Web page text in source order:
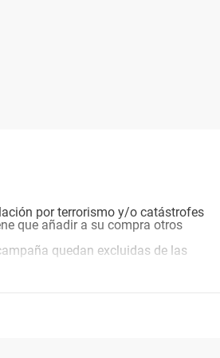
por terrorismo y/o catástrofes
que añadir a su compra otros
quedan excluidas de las